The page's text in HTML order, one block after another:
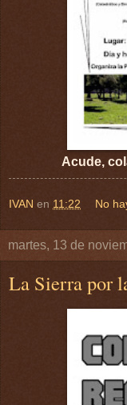
Acude,
IVAN en 11:22 No
martes, 13 de
La Sierra por